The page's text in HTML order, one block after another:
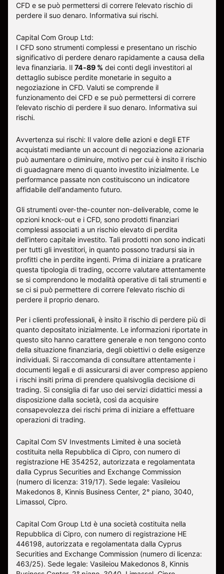
CFD e se può permettersi di correre l’elevato rischio di
perdere il suo denaro. Informativa sui rischi.
Capital Com Group Ltd:
I CFD sono strumenti complessi e presentano un rischio
significativo di perdere denaro rapidamente a causa della
leva finanziaria. Il 74-89 % dei conti degli investitori al
dettaglio subisce perdite monetarie in seguito a
negoziazione in CFD. Valuti se comprende il
funzionamento dei CFD e se può permettersi di correre
l’elevato rischio di perdere il suo denaro. Informativa sui
rischi.
Avvertenza sui rischi: Il valore delle azioni e degli ETF
acquistati mediante un account di negoziazione azionaria
può aumentare o diminuire, motivo per cui è insito il rischio
di guadagnare meno di quanto investito inizialmente. Le
performance passate non costituiscono un indicatore
affidabile dell'andamento futuro.
Gli strumenti over-the-counter non-deliverable, come le
opzioni knock-out e i CFD, sono prodotti finanziari
complessi associati a un rischio elevato di perdita
dell’intero capitale investito. Tali prodotti non sono indicati
per tutti gli investitori, in quanto possono tradursi sia in
profitti che in perdite ingenti. Prima di iniziare a praticare
questa tipologia di trading, occorre valutare attentamente
se si comprendono le modalità operative di tali strumenti e
se ci si può permettere di correre l'elevato rischio di
perdere il proprio denaro.
Per i clienti professionali, è insito il rischio di perdere più di
quanto depositato inizialmente. Le informazioni riportate in
questo sito hanno carattere generale e non tengono conto
della situazione finanziaria, degli obiettivi o delle esigenze
individuali. Si raccomanda di consultare attentamente i
documenti legali e di assicurarsi di aver compreso appieno
i rischi insiti prima di prendere qualsivoglia decisione di
trading. Si consiglia di far uso dei servizi didattici messi a
disposizione dalla società, così da acquisire
consapevolezza dei rischi prima di iniziare a effettuare
operazioni di trading.
Capital Com SV Investments Limited è una società
costituita nella Repubblica di Cipro, con numero di
registrazione HE 354252, autorizzata e regolamentata
dalla Cyprus Securities and Exchange Commission
(numero di licenza: 319/17). Sede legale: Vasileiou
Makedonos 8, Kinnis Business Center, 2° piano, 3040,
Limassol, Cipro.
Capital Com Group Ltd è una società costituita nella
Repubblica di Cipro, con numero di registrazione ΗΕ
446198, autorizzata e regolamentata dalla Cyprus
Securities and Exchange Commission (numero di licenza:
463/25). Sede legale: Vasileiou Makedonos 8, Kinnis